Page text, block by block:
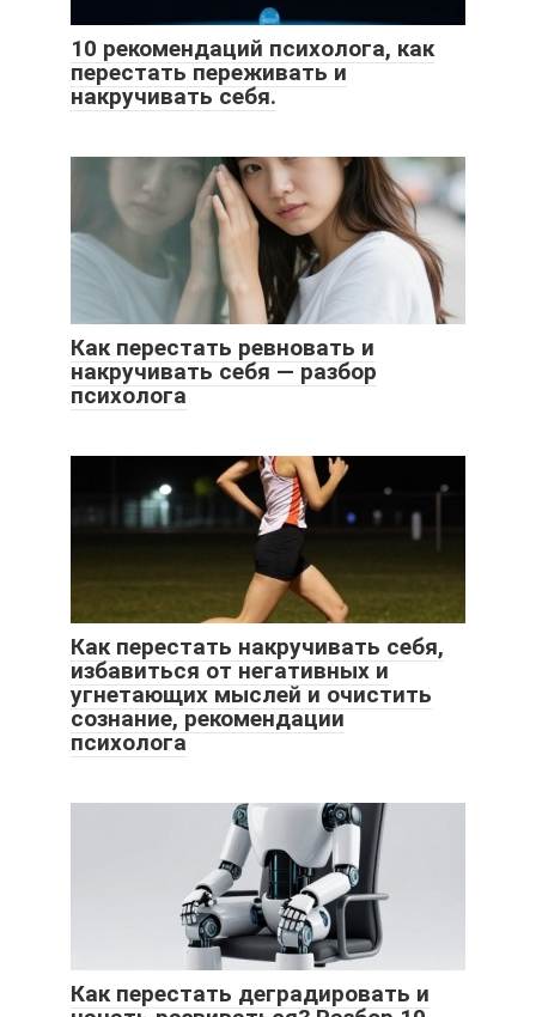
10 рекомендаций психолога, как
перестать переживать и
накручивать себя.
Как перестать ревновать и
накручивать себя — разбор
психолога
Как перестать накручивать себя,
избавиться от негативных и
угнетающих мыслей и очистить
сознание, рекомендации
психолога
Как перестать деградировать и